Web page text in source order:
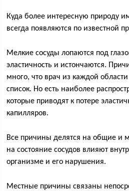
Куда более интересную природу
всегда появляются по известной
Мелкие сосуды лопаются под
эластичность и истончаются.
много, что врач из каждой
список. Но есть наиболее
которые приводят к потере
капилляров.
Все причины делятся на общие и
на состояние сосудов влияют
организме и его нарушения.
Местные причины связаны